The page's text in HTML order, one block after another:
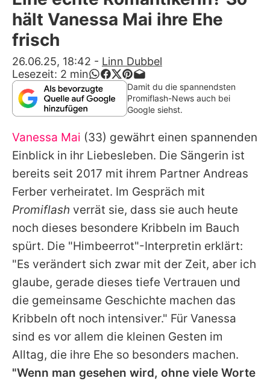
Alle Themen auf Promiflash
App runterladen
Team
Redaktionelle Richtlinien
Impressum
Datenschutzerklärung
Nutzungsbedingungen
Utiq verwalten
hält Vanessa Mai ihre Ehe
frisch
26.06.25, 18:42 - Linn Dubbel
Lesezeit: 2 min
Damit du die spannendsten
Promiflash-News auch bei
Google siehst.
Vanessa Mai (33) gewährt einen spannenden
Einblick in ihr Liebesleben. Die Sängerin ist
bereits seit 2017 mit ihrem Partner Andreas
Ferber verheiratet. Im Gespräch mit
Promiflash verrät sie, dass sie auch heute
noch dieses besondere Kribbeln im Bauch
spürt. Die "Himbeerrot"-Interpretin erklärt:
"Es verändert sich zwar mit der Zeit, aber ich
glaube, gerade dieses tiefe Vertrauen und
die gemeinsame Geschichte machen das
Kribbeln oft noch intensiver." Für Vanessa
sind es vor allem die kleinen Gesten im
Alltag, die ihre Ehe so besonders machen.
"Wenn man gesehen wird, ohne viele Worte